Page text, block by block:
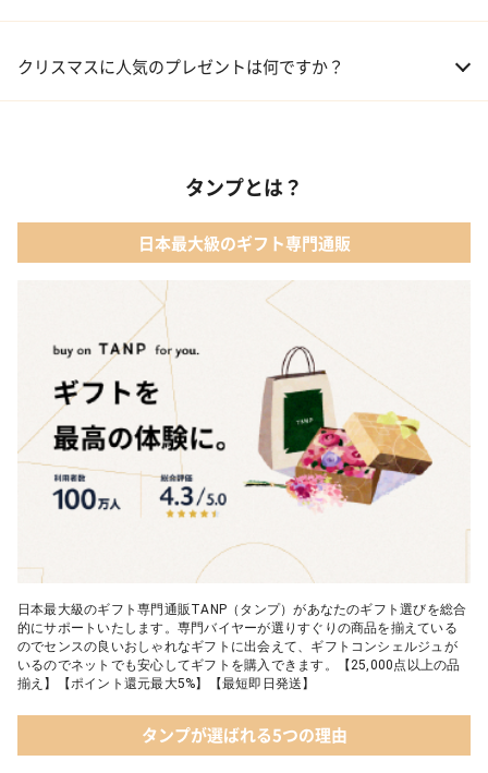
02 ファッション小物
04 メイクアップ
05 入浴剤・バスケア
クリスマスに人気のプレゼントは何ですか？
03 【名入れギフト】フラワーティントリップ［日本限定ピンクゴ
ールドパッケージ］
04 FLOWERiUM®︎ Christmas toilette（フラワリウム クリスマス
05 2人のための体験カタログ FOR2ギフト（GREEN）
タンプとは？
日本最大級のギフト専門通販
日本最大級のギフト専門通販TANP（タンプ）があなたのギフト選びを総合
的にサポートいたします。専門バイヤーが選りすぐりの商品を揃えている
のでセンスの良いおしゃれなギフトに出会えて、ギフトコンシェルジュが
いるのでネットでも安心してギフトを購入できます。【25,000点以上の品
揃え】【ポイント還元最大5%】【最短即日発送】
タンプが選ばれる5つの理由